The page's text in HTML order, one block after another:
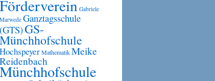
Förderverein Gabriele
Marwede Ganztagsschule
(GTS)GS-
Münchhofschule
HochspeyerMathematikMeike
Reidenbach
Münchhofschule